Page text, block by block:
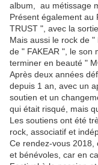
album, au métissage
Présent également
TRUST ", avec la
Mais aussi le rock de
de " FAKEAR ", le son
terminer en beauté "
Après deux années
depuis 1 an, avec un
soutien et un
qui était risqué, mais
Les soutiens ont été
rock, associatif et
Ce rendez-vous 2018,
et bénévoles, car en